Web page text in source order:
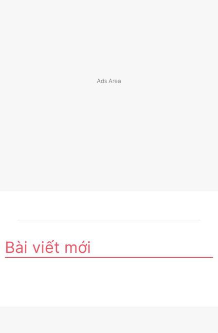
Bài viết mới